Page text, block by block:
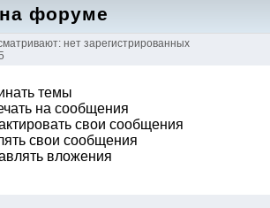
форуме
нет зарегистрированных
темы
на сообщения
свои сообщения
свои сообщения
вложения